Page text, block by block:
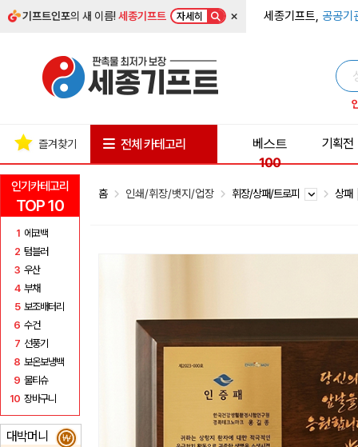
기프트인포의 새 이름!세종기프트 자세히 × 세종기프트, 공공기
인기카테고리
TOP 10
1 에코백
2 텀블러
3 우산
4 부채
5 보조배터리
6 수건
7 선풍기
8 보온보냉백
9 물티슈
10 장바구니
대박머니 ₩
즐겨찾기 전체 카테고리
베스트
100
기획전
홈 인쇄/휘장/뱃지/업장 휘장/상패/트로피 상패